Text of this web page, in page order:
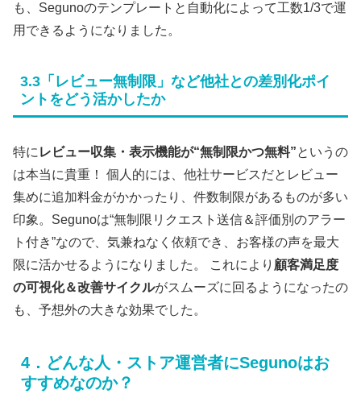
も、Segunoのテンプレートと自動化によって工数1/3で運
用できるようになりました。
3.3「レビュー無制限」など他社との差別化ポイ
ントをどう活かしたか
特に レビュー収集・表示機能が“無制限かつ無料”というの
は本当に貴重！ 個人的には、他社サービスだとレビュー
集めに追加料金がかかったり、件数制限があるものが多い
印象。Segunoは“無制限リクエスト送信＆評価別のアラー
ト付き”なので、気兼ねなく依頼でき、お客様の声を最大
限に活かせるようになりました。 これにより 顧客満足度
の可視化＆改善サイクルがスムーズに回るようになったの
も、予想外の大きな効果でした。
4．どんな人・ストア運営者にSegunoはお
すすめなのか？